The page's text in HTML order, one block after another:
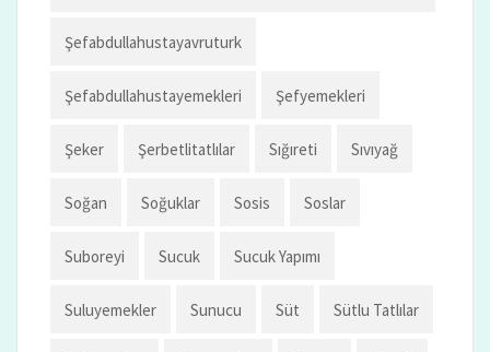
Şefabdullahustayavruturk
Şefabdullahustayemekleri Şefyemekleri
Şeker Şerbetlitatlılar Sığıreti Sıvıyağ
Soğan Soğuklar Sosis Soslar
Suboreyi Sucuk Sucuk Yapımı
Suluyemekler Sunucu Süt Sütlu Tatlılar